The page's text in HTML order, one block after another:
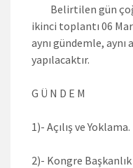
Belirtilen gün
ikinci toplantı 06
aynı gündemle, aynı
yapılacaktır.
G Ü N D
1)- Açılış ve
2)- Kongre